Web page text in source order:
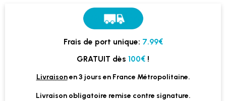
Frais de port unique: 7.99€
GRATUIT dès 100€ !
Livraisonen 3 jours en France Métropolitaine.
Livraison obligatoire remise contre signature.